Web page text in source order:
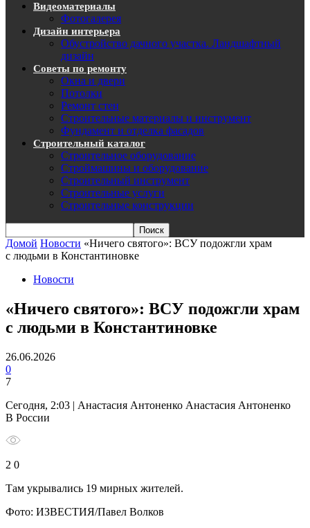
Видеоматериалы
Фотогалерея
Дизайн интерьера
Обустройство дачного участка. Ландшафтный
дизайн
Советы по ремонту
Окна и двери
Потолки
Ремонт стен
Строительные материалы и инструмент
Фундамент и отделка фасадов
Строительный каталог
Строительное оборудование
Строймашины и оборудование
Строительный инструмент
Строительные услуги
Строительные конструкции
Домой Новости «Ничего святого»: ВСУ подожгли храм
с людьми в Константиновке
Новости
«Ничего святого»: ВСУ подожгли храм
с людьми в Константиновке
26.06.2026
0
7
Сегодня, 2:03 | Анастасия Антоненко Анастасия Антоненко
В России
2 0
Там укрывались 19 мирных жителей.
Фото: ИЗВЕСТИЯ/Павел Волков